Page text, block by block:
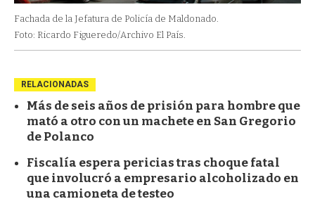
Fachada de la Jefatura de Policía de Maldonado.
Foto: Ricardo Figueredo/Archivo El País.
RELACIONADAS
Más de seis años de prisión para hombre que
mató a otro con un machete en San Gregorio
de Polanco
Fiscalía espera pericias tras choque fatal
que involucró a empresario alcoholizado en
una camioneta de testeo